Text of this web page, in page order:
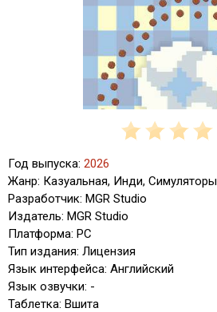
Год выпуска: 2026
Жанр: Казуальная, Инди, Симуляторы
Разработчик: MGR Studio
Издатель: MGR Studio
Платформа: PC
Тип издания: Лицензия
Язык интерфейса: Английский
Язык озвучки: -
Таблетка: Вшита